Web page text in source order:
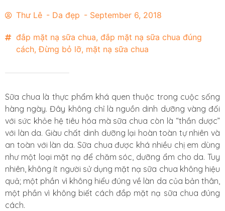
Thư Lê - Da đẹp - September 6, 2018
đắp mặt nạ sữa chua, đắp mặt nạ sữa chua đúng
cách,Đừng bỏ lỡ, mặt nạ sữa chua
Sữa chua là thực phẩm khá quen thuộc trong cuộc sống
hàng ngày. Đây không chỉ là nguồn dinh dưỡng vàng đối
với sức khỏe hệ tiêu hóa mà sữa chua còn là “thần dược”
với làn da. Giàu chất dinh dưỡng lại hoàn toàn tự nhiên và
an toàn với làn da. Sữa chua được khá nhiều chị em dùng
như một loại mặt nạ để chăm sóc, dưỡng ẩm cho da. Tuy
nhiên, không ít người sử dụng mặt nạ sữa chua không hiệu
quả; một phần vì không hiểu đúng về làn da của bản thân,
một phần vì không biết cách đắp mặt nạ sữa chua đúng
cách.